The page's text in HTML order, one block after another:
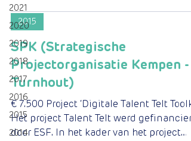
2021
2020
2019
2018
2017
2016
2015
2014
2015
SPK (Strategische
Projectorganisatie Kempen -
Turnhout)
€ 7.500 Project ‘Digitale Talent Telt
Het project Talent Telt werd
door ESF. In het kader van het project